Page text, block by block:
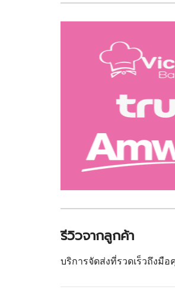
รีวิวจากลูกค้า
บริการจัดส่งที่รวดเร็วถึง